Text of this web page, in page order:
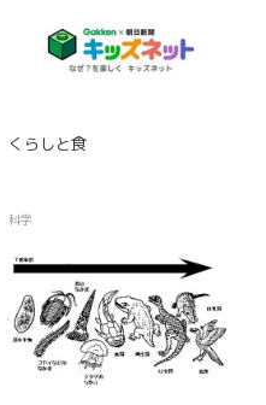
くらしと食
科学